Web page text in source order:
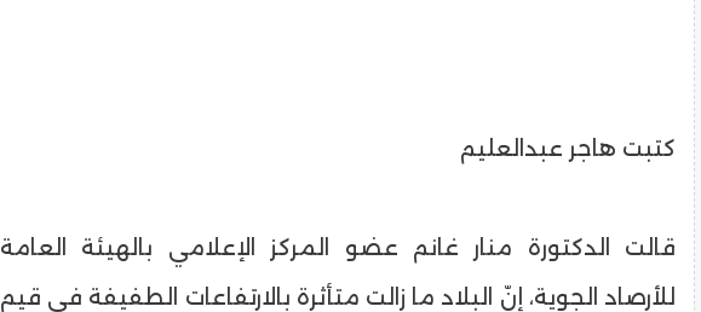
كتبت هاجر عبدالعليم
قالت الدكتورة منار غانم عضو المركز الإعلامي بالهيئة العامة
للأرصاد الجوية، إنّ البلاد ما زالت متأثرة بالارتفاعات الطفيفة في قيم